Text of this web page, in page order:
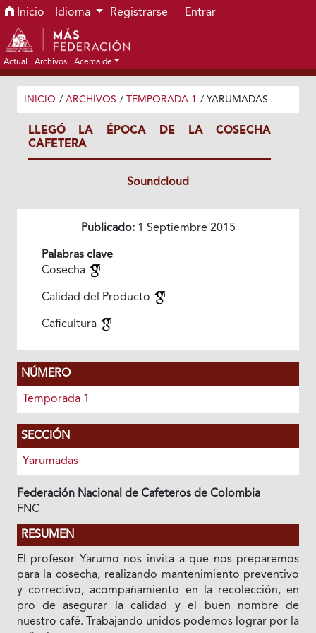
Ir al menú de navegación principal
Ir al contenido principal
Ir al pie de página del sitio
Inicio Idioma Registrarse Entrar
Actual Archivos Acerca de
INICIO / ARCHIVOS / TEMPORADA 1 / YARUMADAS
LLEGÓ LA ÉPOCA DE LA COSECHA
CAFETERA
Soundcloud
Publicado:1 Septiembre 2015
Palabras clave
Cosecha
Calidad del Producto
Caficultura
NÚMERO
Temporada 1
SECCIÓN
Yarumadas
Federación Nacional de Cafeteros de Colombia
FNC
RESUMEN
El profesor Yarumo nos invita a que nos preparemos
para la cosecha, realizando mantenimiento preventivo
y correctivo, acompañamiento en la recolección, en
pro de asegurar la calidad y el buen nombre de
nuestro café. Trabajando unidos podemos lograr por la